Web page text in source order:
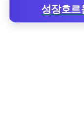
성장호르